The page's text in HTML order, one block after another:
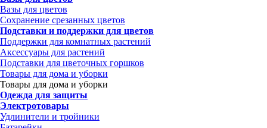
Вазы для цветов
Сохранение срезанных цветов
Подставки и поддержки для цветов
Поддержки для комнатных растений
Аксессуары для растений
Подставки для цветочных горшков
Товары для дома и уборки
Товары для дома и уборки
Одежда для защиты
Электротовары
Удлинители и тройники